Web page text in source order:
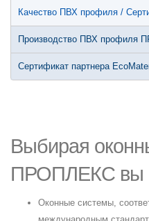
Качество ПВХ профиля /
Производство ПВХ профиля
Сертификат партнера
Выбирая
ПРОПЛЕКС вы
Оконные системы,